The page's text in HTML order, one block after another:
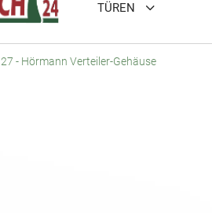
TÜREN
27 - Hörmann Verteiler-Gehäuse